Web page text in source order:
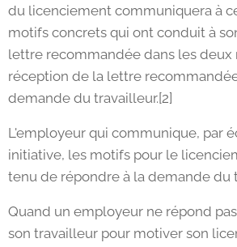
du licenciement communiquera à
motifs concrets qui ont conduit à
lettre recommandée dans les deux
réception de la lettre
demande du travailleur.[2]
L'employeur qui communique, par
initiative, les motifs pour le
tenu de répondre à la demande du
Quand un employeur ne répond
son travailleur pour motiver son